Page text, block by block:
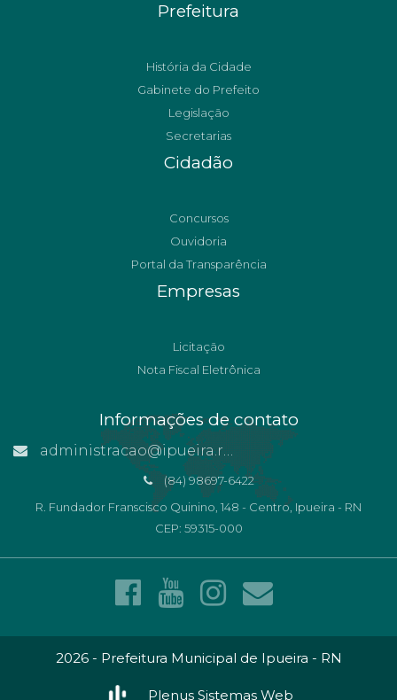
Prefeitura
História da Cidade
Gabinete do Prefeito
Legislação
Secretarias
Cidadão
Concursos
Ouvidoria
Portal da Transparência
Empresas
Licitação
Nota Fiscal Eletrônica
Informações de contato
administracao@ipueira.rn.gov.br
(84) 98697-6422
R. Fundador Franscisco Quinino, 148 - Centro, Ipueira - RN
CEP: 59315-000
2026 - Prefeitura Municipal de Ipueira - RN
Plenus Sistemas Web